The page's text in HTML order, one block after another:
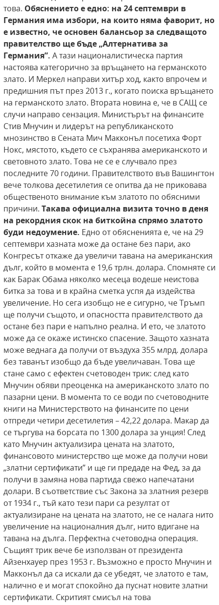
това. Обяснението е едно: на 24 септември в
Германия има избори, на които няма фаворит, но
е известно, че основен балансьор за следващото
правителство ще бъде „Алтернатива за
Германия”. А тази националистическа партия
настоява категорично за връщането на германското
злато. И Меркел направи хитър ход, както впрочем и
предишния път през 2013 г., когато поиска връщането
на германското злато. Втората новина е, че в САЩ се
случи направо сензация. Министърът на финансите
Стив Мнучин и лидерът на републиканското
мнозинство в Сената Мич Макконъл посетиха Форт
Нокс, мястото, където се съхранява американското и
световното злато. Това не се е случвало през
последните 70 години. Правителството във Вашингтон
вече толкова десетилетия се опитва да не приковава
общественото внимание към златото по обясними
причини. Такава официална визита точно в деня
на рекорднияскок на биткойна спрямо златото
буди недоумение. Едно от обясненията е, че на 29
септември хазната може да остане без пари, ако
Конгресът откаже да увеличи тавана на американския
дълг, който в момента е 19,6 трлн. долара. Спомняте си
как Барак Обама няколко месеца водеше неистова
битка за това и в крайна сметка успя да издейства
увеличение. Но сега изобщо не е сигурно, че Тръмп
ще получи същото, и опасността правителството да
остане без пари е напълно реална. И ето, че златото
може да се окаже истинско спасение. Защото хазната
може веднага да получи от въздуха 355 млрд. долара
без таванът изобщо да бъде увеличаван. Това ще
стане само с ефектен счетоводен трик: след като
Мнучин обяви преоценка на американското злато по
пазарни цени. В момента то се води по счетоводните
книги на Министерството на финансите по цени
отпреди четири десетилетия – 42,22 долара. Макар да
се търгува на борсата по 1300 долара за унция! След
като Мнучин актуализира цената на златото,
финансовото министерство ще може да получи нови
„златни сертификати” и ще ги предаде на Фед, за да
получи в замяна нова партида свежо напечатани
долари. В съответствие със Закона за златния резерв
от 1934 г., тъй като тези пари са резултат от
актуализиране на цената на златото, не се налага нито
увеличение на националния дълг, нито вдигане на
тавана на дълга. Перфектна счетоводна операция.
Същият трик вече бе използван от президента
Айзенхауер през 1953 г. Възможно е просто Мнучин и
Макконъл да са искали да се убедят, че златото е там,
налично е и могат спокойно да пуснат новите златни
сертификати. Скритият смисъл на това